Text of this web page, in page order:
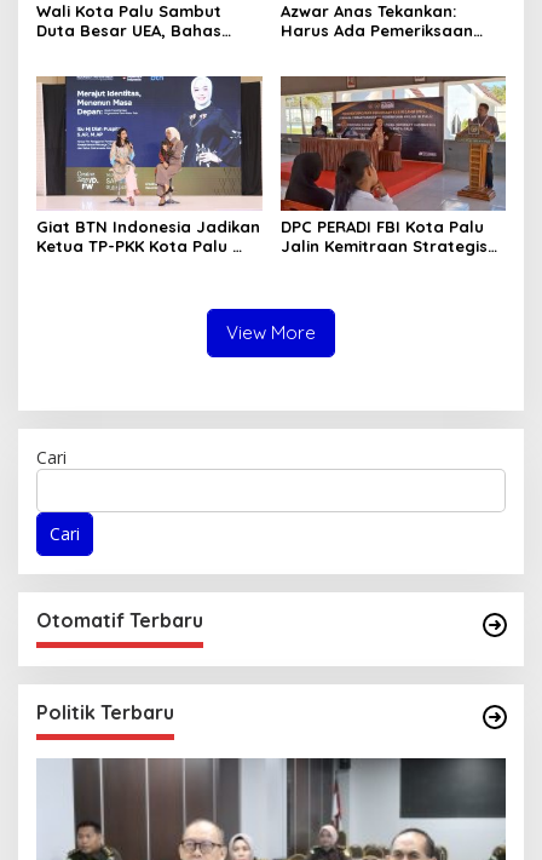
Wali Kota Palu Sambut
Duta Besar UEA, Bahas
Azwar Anas Tekankan:
Harus Ada Pemeriksaan
Lokasi CPM
Giat BTN Indonesia Jadikan
Ketua TP-PKK Kota Palu
DPC PERADI FBI Kota Palu
Jalin Kemitraan Strategis
View More
Cari
Cari
Otomatif Terbaru
Politik Terbaru